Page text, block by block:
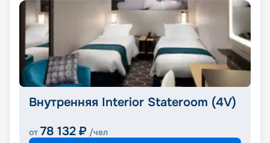
Внутренняя Interior Stateroom (4V)
от 78 132 ₽ /чел